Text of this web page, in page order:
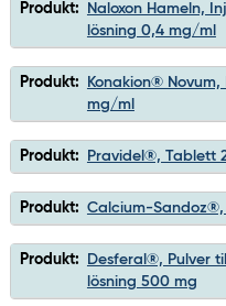
Produkt:
Naloxon Hameln,
lösning 0,4 mg/ml
Produkt:
Konakion®
mg/ml
Produkt: Pravidel®, Tablett
Produkt: Calcium-
Produkt:
Desferal®, Pulver
lösning 500 mg